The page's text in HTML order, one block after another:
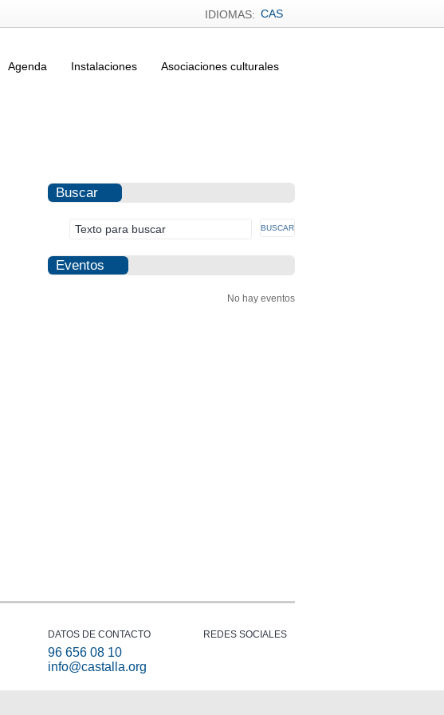
IDIOMAS: CAS
Agenda Instalaciones Asociaciones culturales
Buscar
Eventos
No hay eventos
DATOS DE CONTACTO
96 656 08 10
info@castalla.org
REDES SOCIALES